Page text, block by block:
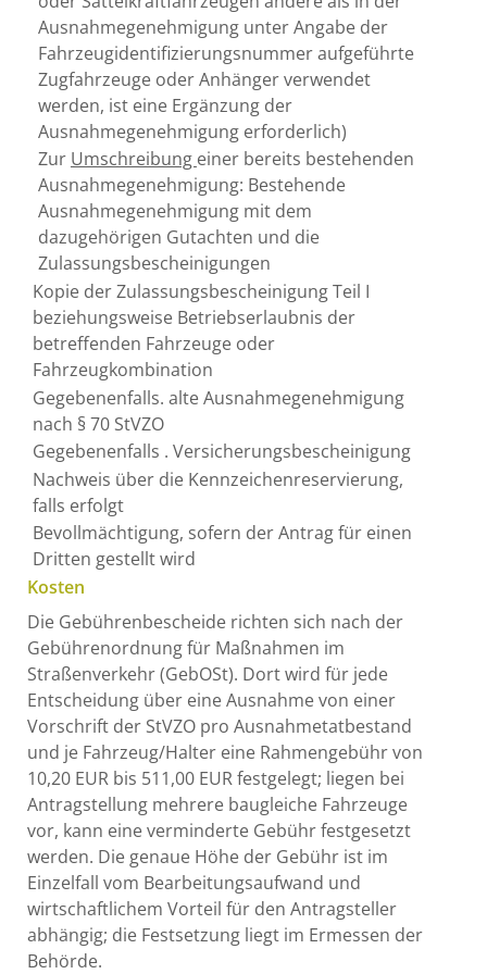
Ausnahmegenehmigung unter Angabe der
Fahrzeugidentifizierungsnummer aufgeführte
Zugfahrzeuge oder Anhänger verwendet
werden, ist eine Ergänzung der
Ausnahmegenehmigung erforderlich)
Zur Umschreibung einer bereits bestehenden
Ausnahmegenehmigung: Bestehende
Ausnahmegenehmigung mit dem
dazugehörigen Gutachten und die
Zulassungsbescheinigungen
Kopie der Zulassungsbescheinigung Teil I
beziehungsweise Betriebserlaubnis der
betreffenden Fahrzeuge oder
Fahrzeugkombination
Gegebenenfalls. alte Ausnahmegenehmigung
nach § 70 StVZO
Gegebenenfalls . Versicherungsbescheinigung
Nachweis über die Kennzeichenreservierung,
falls erfolgt
Bevollmächtigung, sofern der Antrag für einen
Dritten gestellt wird
Kosten
Die Gebührenbescheide richten sich nach der
Gebührenordnung für Maßnahmen im
Straßenverkehr (GebOSt). Dort wird für jede
Entscheidung über eine Ausnahme von einer
Vorschrift der StVZO pro Ausnahmetatbestand
und je Fahrzeug/Halter eine Rahmengebühr von
10,20 EUR bis 511,00 EUR festgelegt; liegen bei
Antragstellung mehrere baugleiche Fahrzeuge
vor, kann eine verminderte Gebühr festgesetzt
werden. Die genaue Höhe der Gebühr ist im
Einzelfall vom Bearbeitungsaufwand und
wirtschaftlichem Vorteil für den Antragsteller
abhängig; die Festsetzung liegt im Ermessen der
Behörde.